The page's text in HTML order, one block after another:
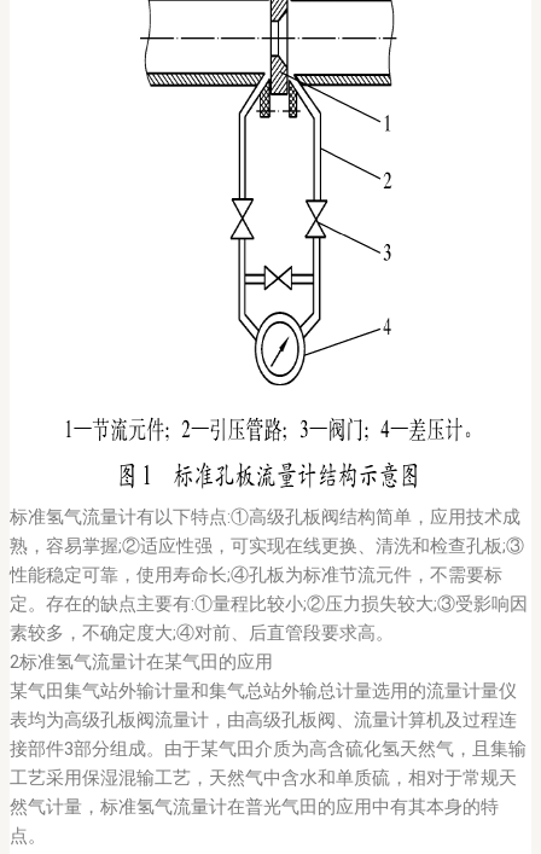
标准氢气流量计有以下特点:①高级孔板阀结构简单，应用技术成
熟，容易掌握;②适应性强，可实现在线更换、清洗和检查孔板;③
性能稳定可靠，使用寿命长;④孔板为标准节流元件，不需要标
定。存在的缺点主要有:①量程比较小;②压力损失较大;③受影响因
素较多，不确定度大;④对前、后直管段要求高。
2标准氢气流量计在某气田的应用
某气田集气站外输计量和集气总站外输总计量选用的流量计量仪
表均为高级孔板阀流量计，由高级孔板阀、流量计算机及过程连
接部件3部分组成。由于某气田介质为高含硫化氢天然气，且集输
工艺采用保湿混输工艺，天然气中含水和单质硫，相对于常规天
然气计量，标准氢气流量计在普光气田的应用中有其本身的特
点。